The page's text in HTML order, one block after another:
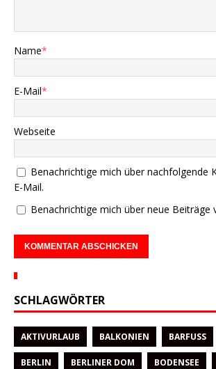
Name*
E-Mail*
Webseite
Benachrichtige mich über nachfolgende
E-Mail.
Benachrichtige mich über neue Beiträge
SCHLAGWÖRTER
AKTIVURLAUB BALKONIEN BARFUSS
BERLIN BERLINER DOM BODENSEE